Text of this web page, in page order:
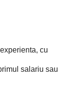
cu
salariu sau